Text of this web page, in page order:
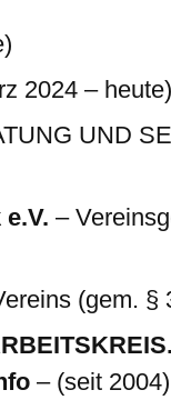
2024 – heute)
UND
–
(gem. §
– (seit 2004)